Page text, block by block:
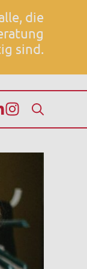
die
sind.